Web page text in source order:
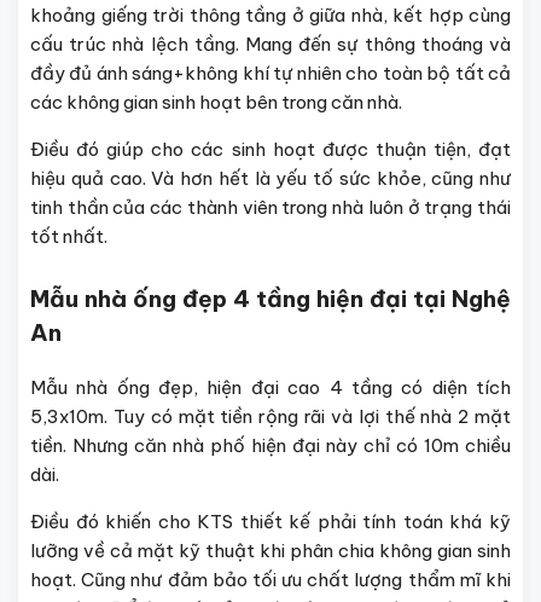
khoảng giếng trời thông tầng ở giữa nhà, kết hợp cùng
cấu trúc nhà lệch tầng. Mang đến sự thông thoáng và
đầy đủ ánh sáng+không khí tự nhiên cho toàn bộ tất cả
các không gian sinh hoạt bên trong căn nhà.
Điều đó giúp cho các sinh hoạt được thuận tiện, đạt
hiệu quả cao. Và hơn hết là yếu tố sức khỏe, cũng như
tinh thần của các thành viên trong nhà luôn ở trạng thái
tốt nhất.
Mẫu nhà ống đẹp 4 tầng hiện đại tại Nghệ
An
Mẫu nhà ống đẹp, hiện đại cao 4 tầng có diện tích
5,3x10m. Tuy có mặt tiền rộng rãi và lợi thế nhà 2 mặt
tiền. Nhưng căn nhà phố hiện đại này chỉ có 10m chiều
dài.
Điều đó khiến cho KTS thiết kế phải tính toán khá kỹ
lưỡng về cả mặt kỹ thuật khi phân chia không gian sinh
hoạt. Cũng như đảm bảo tối ưu chất lượng thẩm mĩ khi